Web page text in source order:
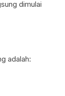
dimulai
adalah: